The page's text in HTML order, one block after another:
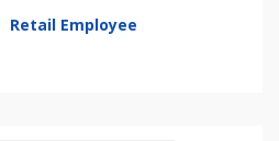
Retail Employee